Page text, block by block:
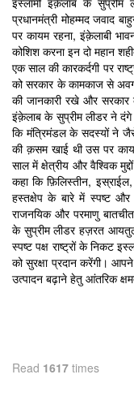
प्रधानमंत्री मोहम्मद जवाद
पर कायम रहना, इंक़ेलाबी
कोशिश करना इन दो महान
एक साल की कारकर्दगी पर
को सरकार के कामकाज से
की जानकारी रखे और सरकार
इंक़ेलाब के सुप्रीम लीडर ने दंगे
कि मंत्रिमंडल के सदस्यों ने
की क़सम खाई थी उस पर
साल में क्षेत्रीय और वैश्विक
कहा कि फ़िलिस्तीन,
हस्तक्षेप के बारे में स्पष्ट और
राजनयिक और परमाणु
के सुप्रीम लीडर हज़रत
स्पष्ट पक्ष राष्ट्रों के निकट
को सुरक्षा प्रदान करेंगी।
उत्पादन बढ़ाने हेतु आंतरिक
Read 1617 times